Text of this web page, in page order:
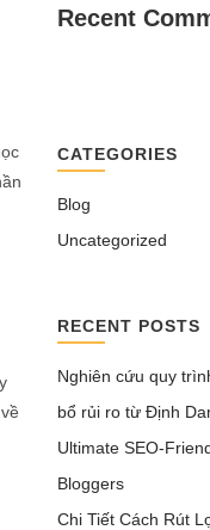
Recent
CATEGORIES
Blog
Uncategorized
RECENT POSTS
Nghiên cứu quy
bổ rủi ro từ Định
Ultimate SEO-
Bloggers
Chi Tiết Cách Rút